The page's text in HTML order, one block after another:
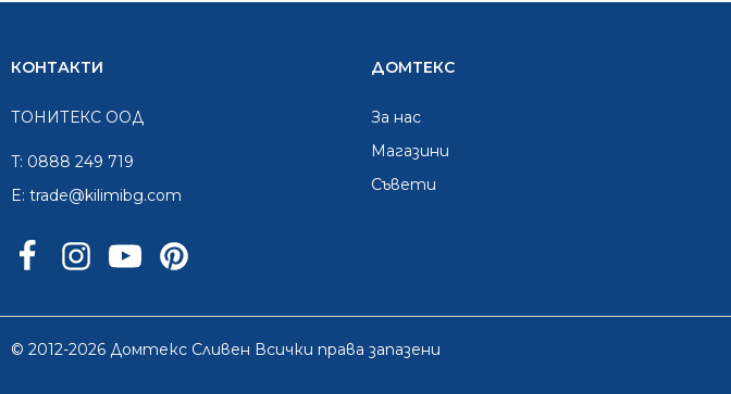
КОНТАКТИ
ТОНИТЕКС ООД
T: 0888 249 719
E: trade@kilimibg.com
ДОМТЕКС
За нас
Mагазини
Съвети
© 2012-2026 Домтекс Сливен Всички права запазени